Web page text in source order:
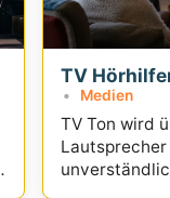
TV
Medien
TV Ton wird